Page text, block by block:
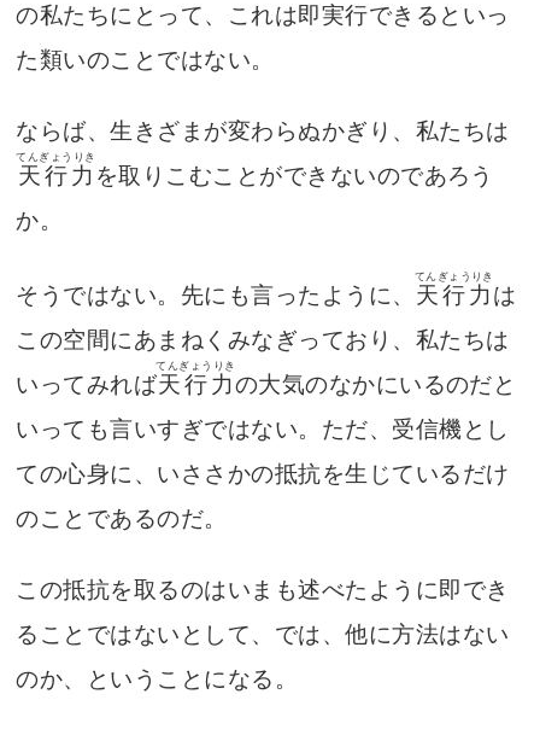
の私たちにとって、これは即実行できるといっ
た類いのことではない。
ならば、生きざまが変わらぬかぎり、私たちは
天行力
てんぎょうりき
を取りこむことができないのであろう
か。
そうではない。先にも言ったように、 天行力
てんぎょうりき
は
この空間にあまねくみなぎっており、私たちは
いってみれば天行力
てんぎょうりき
の大気のなかにいるのだと
いっても言いすぎではない。ただ、受信機とし
ての心身に、いささかの抵抗を生じているだけ
のことであるのだ。
この抵抗を取るのはいまも述べたように即でき
ることではないとして、では、他に方法はない
のか、ということになる。